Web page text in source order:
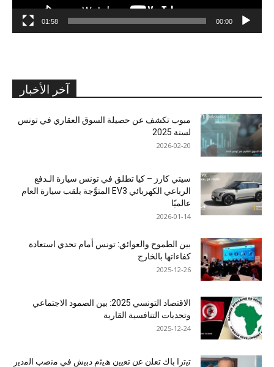
00:00
01:58
آخر الأخبار
مبوب تكشف عن حصيلة السوق العقاري في تونس
لسنة 2025
2026-02-20
سيتي كارز – كيا تطلق في تونس سيارة الـدفع
الرباعي الكهربائي EV3 المتوَّجة بلقب سيارة العام
عالميًا
2026-01-14
بين الطموح والعوائق: تونس أمام تحدي استعادة
كفاءاتها بالخارج
2025-12-26
الاقتصاد التونسي 2025: بين الصمود الاجتماعي
وتحديات التنافسية القارية
2025-12-24
ﺗﯾﺗرا ﺑﺎك ﺗﻌﻠن ﻋن ﺗﻌﯾﯾن ھﯾﺛم دﺑﯾش ﻓﻲ ﻣﻧﺻب اﻟﻣدﯾر